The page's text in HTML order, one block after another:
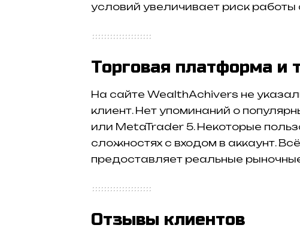
условий увеличивает риск работы
Торговая платформа и
На сайте WealthAchivers не
клиент. Нет упоминаний о
или MetaTrader 5. Некоторые
сложностях с входом в аккаунт.
предоставляет реальные
Отзывы клиентов